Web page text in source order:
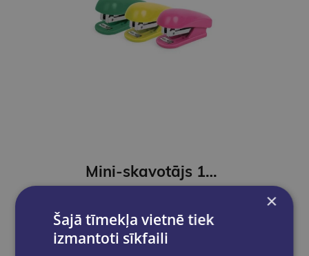
Mini-skavotājs 12lpp,dzeltens
Ielikt grozā
×
Šajā tīmekļa vietnē tiek
izmantoti sīkfaili